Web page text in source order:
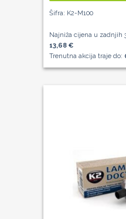
Šifra: K2-M100
Najniža cijena u zadnjih
13,68 €
Trenutna akcija traje do: